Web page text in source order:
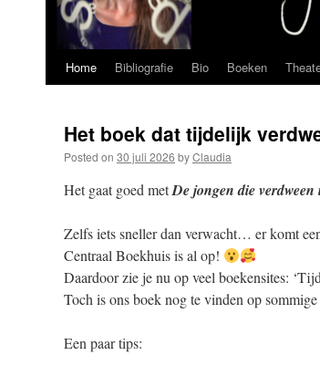
Home Bibliografie Bio Boeken
Het boek dat tijdelijk
Posted on 30 juli 2026 byClaudia
Het gaat goed metDe jongen die verdween
Zelfs iets sneller dan verwacht… er komt
Centraal Boekhuis is al op!
Daardoor zie je nu op veel boekensites:
Toch is ons boek nog te vinden op
Een paar tips: